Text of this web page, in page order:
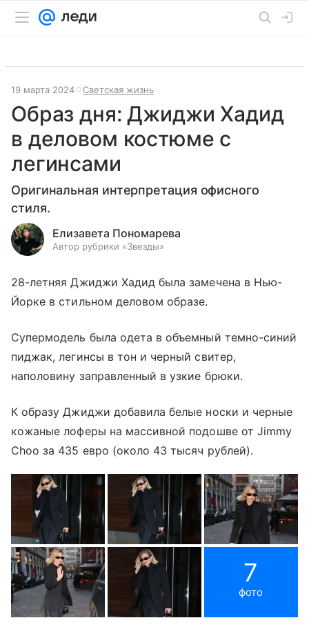
19 марта 2024 Светская жизнь
Образ дня: Джиджи Хадид
в деловом костюме с
легинсами
Оригинальная интерпретация офисного
стиля.
Елизавета Пономарева
Автор рубрики «Звезды»
28-летняя Джиджи Хадид была замечена в Нью-
Йорке в стильном деловом образе.
Супермодель была одета в объемный темно-синий
пиджак, легинсы в тон и черный свитер,
наполовину заправленный в узкие брюки.
К образу Джиджи добавила белые носки и черные
кожаные лоферы на массивной подошве от Jimmy
Choo за 435 евро (около 43 тысяч рублей).
7
фото